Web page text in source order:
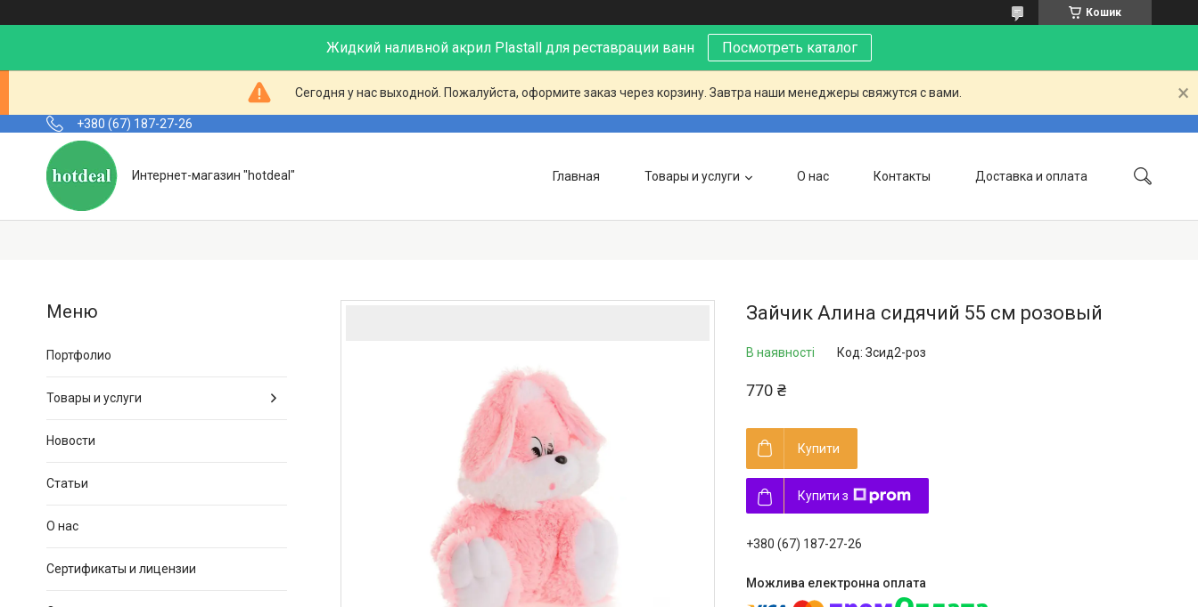
Кошик
Жидкий наливной акрил Plastall для реставрации ванн Посмотреть каталог
Сегодня у нас выходной. Пожалуйста, оформите заказ через корзину. Завтра наши менеджеры свяжутся с вами.
+380 (67) 187-27-26
Интернет-магазин "hotdeal" Главная Товары и услуги О нас Контакты Доставка и оплата
Зайчик Алина сидячий 55 см розовый
В наявності Код: Зсид2-роз
770 ₴
Купити
Купити з
+380 (67) 187-27-26
Портфолио
Товары и услуги
Новости
Статьи
О нас
Сертификаты и лицензии